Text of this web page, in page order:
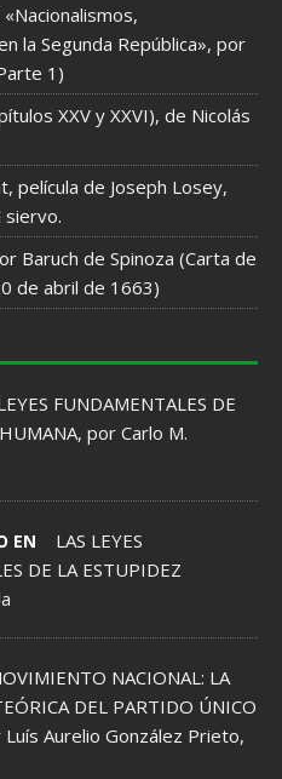
«Nacionalismos,
la Segunda República», por
1)
XXV y XXVI), de Nicolás
película de Joseph Losey,
siervo.
Baruch de Spinoza (Carta de
de abril de 1663)
FUNDAMENTALES DE
por Carlo M.
EN
LAS LEYES
DE LA ESTUPIDEZ
NACIONAL: LA
DEL PARTIDO ÚNICO
Luís Aurelio González Prieto,